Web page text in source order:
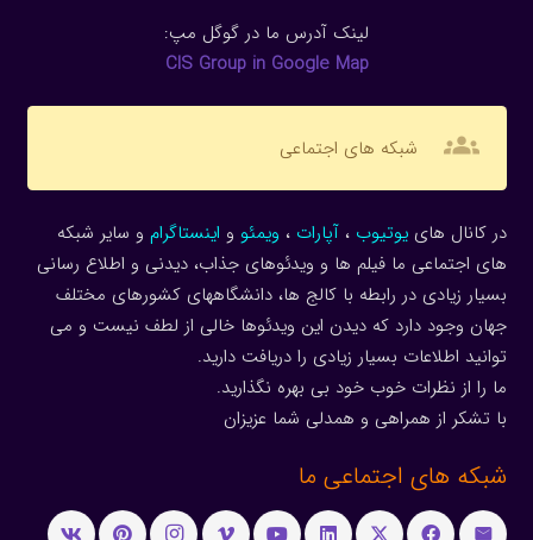
لینک آدرس ما در گوگل مپ:
CIS Group in Google Map
groups شبکه های اجتماعی
در کانال هاییوتیوب ، آپارات ، ویمئو و اینستاگرام و سایر شبکه
های اجتماعی ما فیلم ها و ویدئوهای جذاب، دیدنی و اطلاع رسانی
بسیار زیادی در رابطه با کالج ها، دانشگاههای کشورهای مختلف
جهان وجود دارد که دیدن این ویدئوها خالی از لطف نیست و می
توانید اطلاعات بسیار زیادی را دریافت دارید.
ما را از نظرات خوب خود بی بهره نگذارید.
با تشکر از همراهی و همدلی شما عزیزان
شبکه های اجتماعی ما